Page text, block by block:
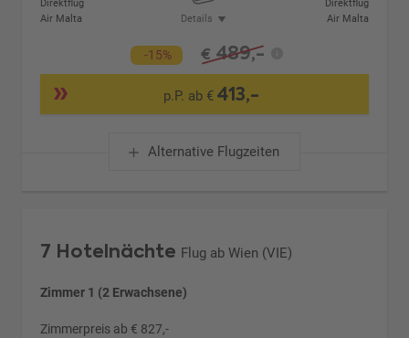
Direktflug
Air Malta
Details
Direktflug
Air Malta
-15% € 489,-
p.P. ab € 413,-
Alternative Flugzeiten
7 Hotelnächte Flug ab Wien (VIE)
Zimmer 1 (2 Erwachsene)
Zimmerpreis ab € 827,-